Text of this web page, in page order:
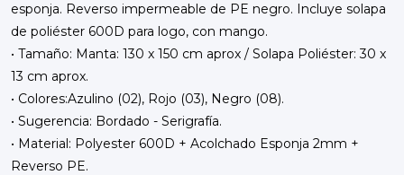
esponja. Reverso impermeable de PE negro. Incluye solapa
de poliéster 600D para logo, con mango.
• Tamaño: Manta: 130 x 150 cm aprox / Solapa Poliéster: 30 x
13 cm aprox.
• Colores:Azulino (02), Rojo (03), Negro (08).
• Sugerencia: Bordado - Serigrafía.
• Material: Polyester 600D + Acolchado Esponja 2mm +
Reverso PE.